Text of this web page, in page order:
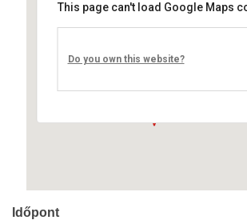
Művelődési ház
Fő út 8 - Nagyréde
This page can't load Google Maps
Do you own this website?
Időpont